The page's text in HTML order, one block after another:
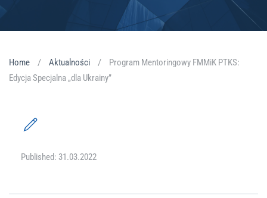
Home Aktualności
Program Mentoringowy FMMiK PTKS:
Edycja Specjalna „dla Ukrainy”
Published: 31.03.2022